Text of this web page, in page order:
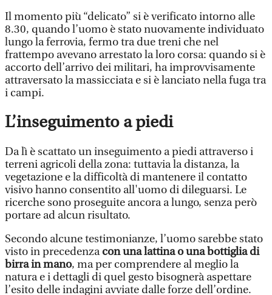
Il momento più “delicato” si è verificato intorno alle
8.30, quando l’uomo è stato nuovamente individuato
lungo la ferrovia, fermo tra due treni che nel
frattempo avevano arrestato la loro corsa: quando si è
accorto dell’arrivo dei militari, ha improvvisamente
attraversato la massicciata e si è lanciato nella fuga tra
i campi.
L’inseguimento a piedi
Da lì è scattato un inseguimento a piedi attraverso i
terreni agricoli della zona: tuttavia la distanza, la
vegetazione e la difficoltà di mantenere il contatto
visivo hanno consentito all'uomo di dileguarsi. Le
ricerche sono proseguite ancora a lungo, senza però
portare ad alcun risultato.
Secondo alcune testimonianze, l’uomo sarebbe stato
visto in precedenzacon una lattina o una bottiglia di
birra in mano, ma per comprendere al meglio la
natura e i dettagli di quel gesto bisognerà aspettare
l’esito delle indagini avviate dalle forze dell’ordine.